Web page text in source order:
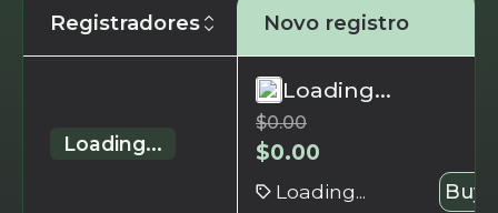
Registradores Novo registro
Loading...
Loading...
$0.00
$0.00
Loading... Buy